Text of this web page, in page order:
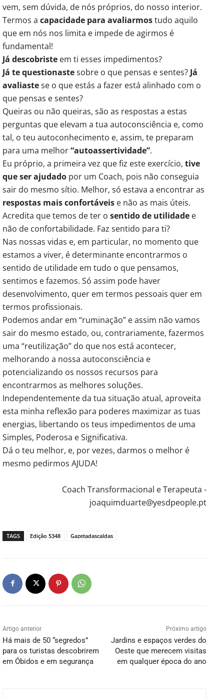
vem, sem dúvida, de nós próprios, do nosso interior.
Termos a capacidade para avaliarmostudo aquilo
que em nós nos limita e impede de agirmos é
fundamental!
Já descobriste em ti esses impedimentos?
Já te questionastesobre o que pensas e sentes? Já
avaliastese o que estás a fazer está alinhado com o
que pensas e sentes?
Queiras ou não queiras, são as respostas a estas
perguntas que elevam a tua autoconsciência e, como
tal, o teu autoconhecimento e, assim, te preparam
para uma melhor“autoassertividade”.
Eu próprio, a primeira vez que fiz este exercício, tive
que ser ajudado por um Coach, pois não conseguia
sair do mesmo sítio. Melhor, só estava a encontrar as
respostas mais confortáveis e não as mais úteis.
Acredita que temos de ter o sentido de utilidade e
não de confortabilidade. Faz sentido para ti?
Nas nossas vidas e, em particular, no momento que
estamos a viver, é determinante encontrarmos o
sentido de utilidade em tudo o que pensamos,
sentimos e fazemos. Só assim pode haver
desenvolvimento, quer em termos pessoais quer em
termos profissionais.
Podemos andar em “ruminação” e assim não vamos
sair do mesmo estado, ou, contrariamente, fazermos
uma “reutilização” do que nos está acontecer,
melhorando a nossa autoconsciência e
potencializando os nossos recursos para
encontrarmos as melhores soluções.
Independentemente da tua situação atual, aproveita
esta minha reflexão para poderes maximizar as tuas
energias, libertando os teus impedimentos de uma
Simples, Poderosa e Significativa.
Dá o teu melhor, e, por vezes, darmos o melhor é
mesmo pedirmos AJUDA!
Coach Transformacional e Terapeuta -
joaquimduarte@yesdpeople.pt
TAGS Edição 5348 Gazetadascaldas
Artigo anterior
Há mais de 50 “segredos”
para os turistas descobrirem
em Óbidos e em segurança
Próximo artigo
Jardins e espaços verdes do
Oeste que merecem visitas
em qualquer época do ano